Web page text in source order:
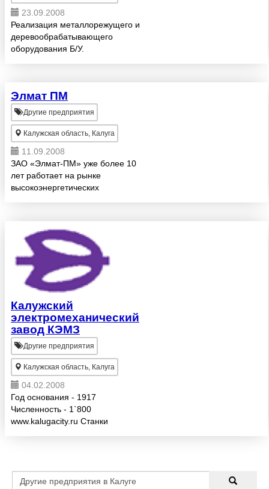
23.09.2008
Реализация металлорежущего и
деревообрабатывающего
оборудования Б/У.
Элмат ПМ
Другие предприятия
Калужская область, Калуга
11.09.2008
ЗАО «Элмат-ПМ» уже более 10
лет работает на рынке
высокоэнергетических
входит в число лучших
предприятий в России в этой
отрасли. Одним из основных
напр...
Калужский
электромеханический
завод КЭМЗ
Другие предприятия
Калужская область, Калуга
04.02.2008
Год основания - 1917
Численность - 1`800
www.kalugacity.ru Станки
металлообработки, Прессы...